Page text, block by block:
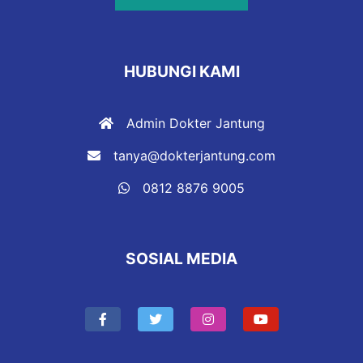
HUBUNGI KAMI
Admin Dokter Jantung
tanya@dokterjantung.com
0812 8876 9005
SOSIAL MEDIA